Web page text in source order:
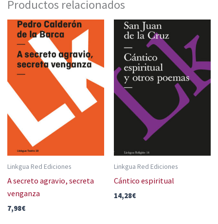
Productos relacionados
Linkgua Red Ediciones
A secreto agravio, secreta
venganza
7,98€
Linkgua Red Ediciones
Cántico espiritual
14,28€